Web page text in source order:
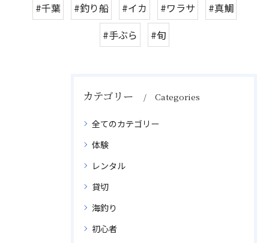
#千葉 #釣り船 #イカ #ワラサ
#真鯛
#手ぶら
#旬
カテゴリー Categories
全てのカテゴリー
体験
レンタル
貸切
海釣り
初心者